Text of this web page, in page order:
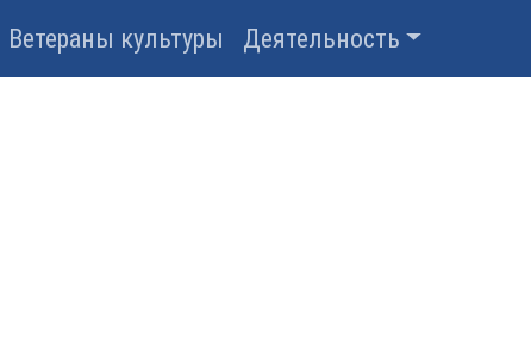
Ветераны культуры Деятельность